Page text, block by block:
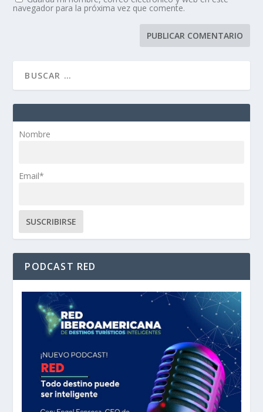
navegador para la próxima vez que comente.
Nombre
Email*
PODCAST RED